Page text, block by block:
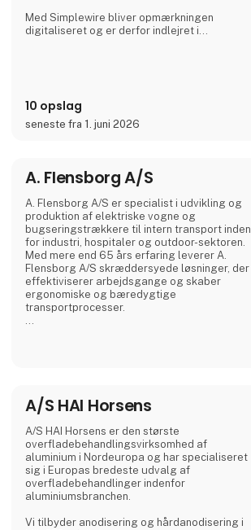
Med Simplewire bliver opmærkningen
digitaliseret og er derfor indlejret i
mærkningssystem er det bedste
mærkningssystem i verden.
Simplewires clips overfører ID'et fra dine
sikringer til alle el
10 opslag
seneste fra 1. juni 2026
A. Flensborg A/S
A. Flensborg A/S er specialist i udvikling og
produktion af elektriske vogne og
bugseringstrækkere til intern transport inden
for industri, hospitaler og outdoor-sektoren.
Med mere end 65 års erfaring leverer A.
Flensborg A/S skræddersyede løsninger, der
effektiviserer arbejdsgange og skaber
ergonomiske og bæredygtige
transportprocesser.
hospitalslogistik eller transport i grønne
områder.
A. Flensborg A/S kombinerer solid
håndværkstradition
A/S HAI Horsens
A/S HAI Horsens er den største
overfladebehandlingsvirksomhed af
aluminium i Nordeuropa og har specialiseret
sig i Europas bredeste udvalg af
overfladebehandlinger indenfor
aluminiumsbranchen.
Vi tilbyder anodisering og hårdanodisering i